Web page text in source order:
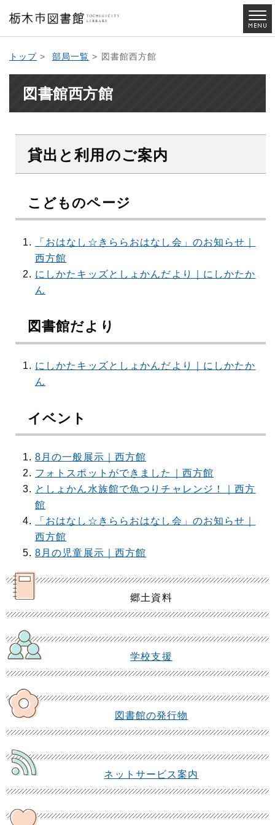
トップ > 部局一覧 > 図書館西方館
図書館西方館
貸出と利用のご案内
こどものページ
「おはなし☆きららおはなし会」のお知らせ｜
西方館
にしかたキッズとしょかんだより｜にしかたか
ん
図書館だより
にしかたキッズとしょかんだより｜にしかたか
ん
イベント
8月の一般展示｜西方館
フォトスポットができました｜西方館
としょかん水族館で魚つりチャレンジ！｜西方
館
「おはなし☆きららおはなし会」のお知らせ｜
西方館
8月の児童展示｜西方館
郷土資料
学校支援
図書館の発行物
ネットサービス案内